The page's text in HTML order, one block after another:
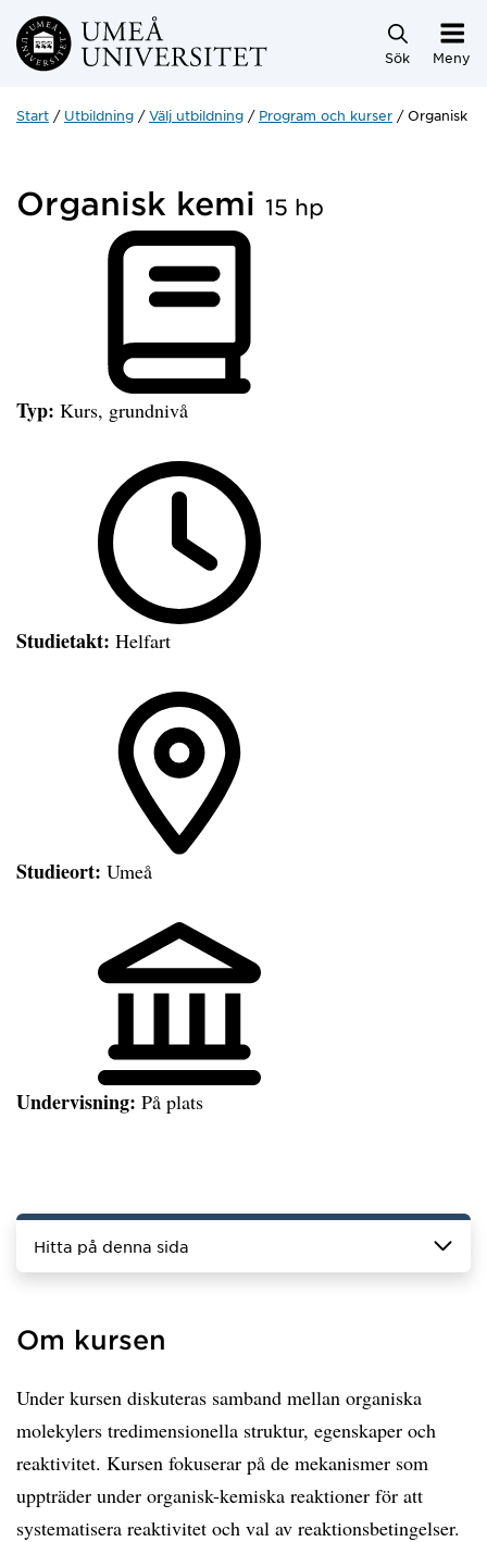
Hoppa direkt till innehållet
Sök Meny
Start Utbildning Välj utbildning Program och kurser Organisk
Organisk kemi 15 hp
Typ: Kurs, grundnivå
Studietakt: Helfart
Studieort: Umeå
Undervisning: På plats
Hitta på denna sida
Om kursen
Under kursen diskuteras samband mellan organiska
molekylers tredimensionella struktur, egenskaper och
reaktivitet. Kursen fokuserar på de mekanismer som
uppträder under organisk-kemiska reaktioner för att
systematisera reaktivitet och val av reaktionsbetingelser.